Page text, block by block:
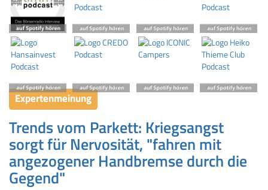
Expertenmeinung
Trends vom Parkett: Kriegsangst
sorgt für Nervosität, "fahren mit
angezogener Handbremse durch die
Gegend"